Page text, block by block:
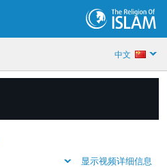
中文
显示视频详细信息